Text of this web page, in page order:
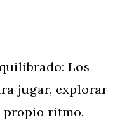
Los
jugar, explorar
propio ritmo.